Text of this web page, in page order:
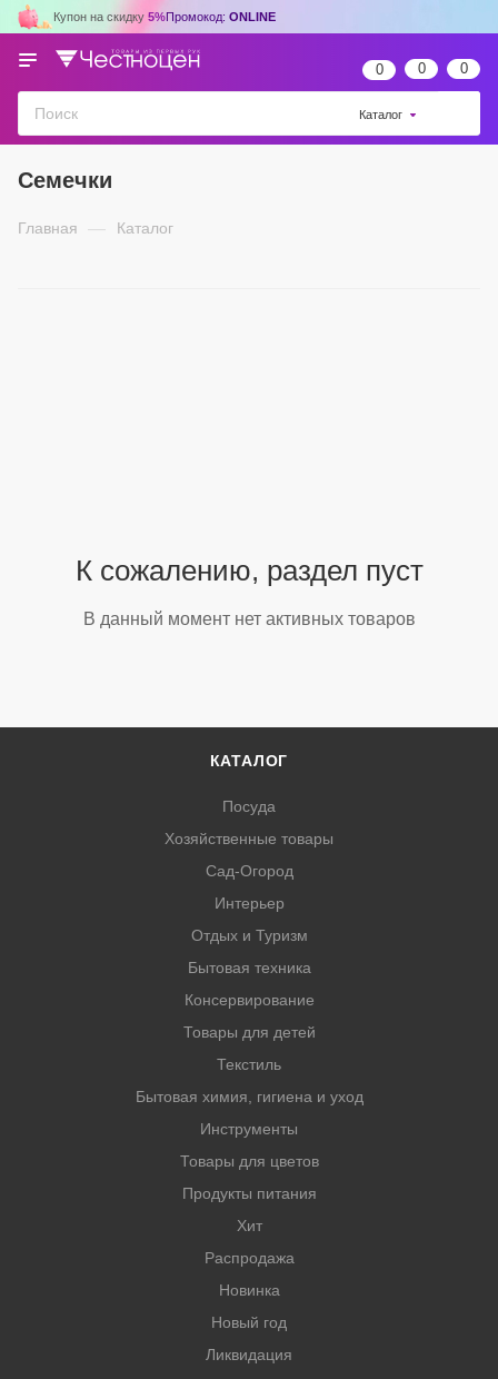
Купон на скидку 5%Промокод: ONLINE
0 0 0
Каталог
Семечки
Главная — Каталог
К сожалению, раздел пуст
В данный момент нет активных товаров
КАТАЛОГ
Посуда
Хозяйственные товары
Сад-Огород
Интерьер
Отдых и Туризм
Бытовая техника
Консервирование
Товары для детей
Текстиль
Бытовая химия, гигиена и уход
Инструменты
Товары для цветов
Продукты питания
Хит
Распродажа
Новинка
Новый год
Ликвидация